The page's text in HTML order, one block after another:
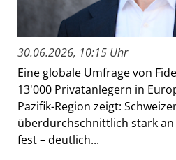
30.06.2026, 10:15 Uhr
Eine globale Umfrage von
13'000 Privatanlegern in
Pazifik-Region zeigt:
überdurchschnittlich stark an
fest – deutlich...